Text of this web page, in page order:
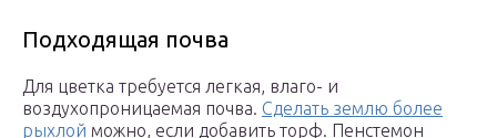
Подходящая почва
Для цветка требуется легкая, влаго- и
воздухопроницаемая почва. Сделать землю более
рыхлой можно, если добавить торф. Пенстемон